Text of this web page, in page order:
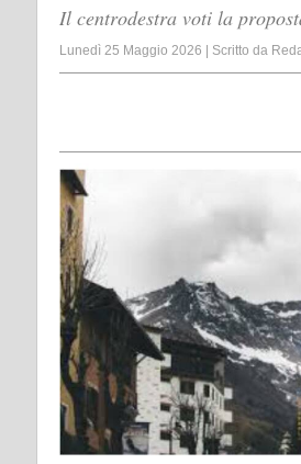
Il centrodestra voti la
Lunedì 25 Maggio 2026 Scritto da